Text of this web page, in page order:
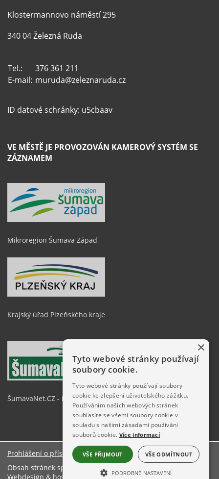
Klostermannovo náměstí 295
340 04 Železná Ruda
Tel.:
376 361 211
E-mail: muruda@zeleznaruda.cz
ID datové schránky: u5cbaav
VE MĚSTĚ JE PROVOZOVÁN KAMEROVÝ SYSTÉM SE
ZÁZNAMEM
Mikroregion Šumava Západ
Krajský úřad Plzeňského kraje
ŠumavaNet.CZ - informace o regionu
Prohlášení o přístupnosti
Obsah stránek spravuje: Městský úřad Železná Ruda
Webdesign & hosting:
ŠumavaNet.CZ
×
Tyto webové stránky používají
soubory cookie.
Tyto webové stránky používají soubory
cookie ke zlepšení uživatelského zážitku.
Používáním našich webových stránek
souhlasíte se všemi soubory cookie v
souladu s našimi zásadami používání
souborů cookie. Více informací
VŠE PŘIJMOUT VŠE ODMÍTNOUT
PODROBNÉ NASTAVENÍ